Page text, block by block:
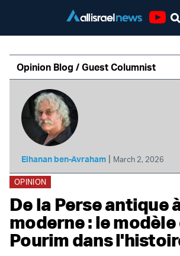
Opinion Blog / Guest Columnist
Elhanan ben-Avraham | March 2, 2026
OPINION
De la Perse antique
moderne : le modèle
Pourim dans